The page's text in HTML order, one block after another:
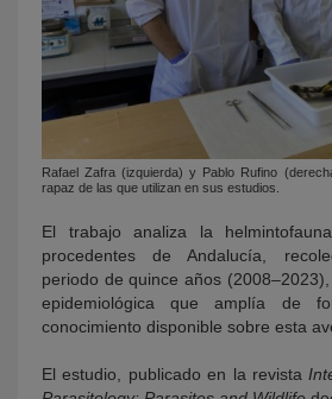
Rafael Zafra (izquierda) y Pablo Rufino
rapaz de las que utilizan en sus estudios.
El trabajo analiza la
procedentes de Andalucía,
periodo de quince años
epidemiológica que amplía de
conocimiento disponible sobre esta
El estudio, publicado en la revista